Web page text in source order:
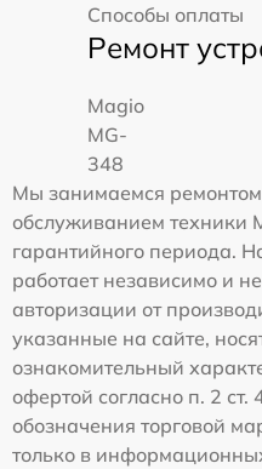
Способы оплаты
Ремонт
Magio
MG-
348
Мы занимаемся
обслуживанием техники
гарантийного периода.
работает независимо и
авторизации от
указанные на сайте,
ознакомительный
офертой согласно п. 2
обозначения торговой
только в